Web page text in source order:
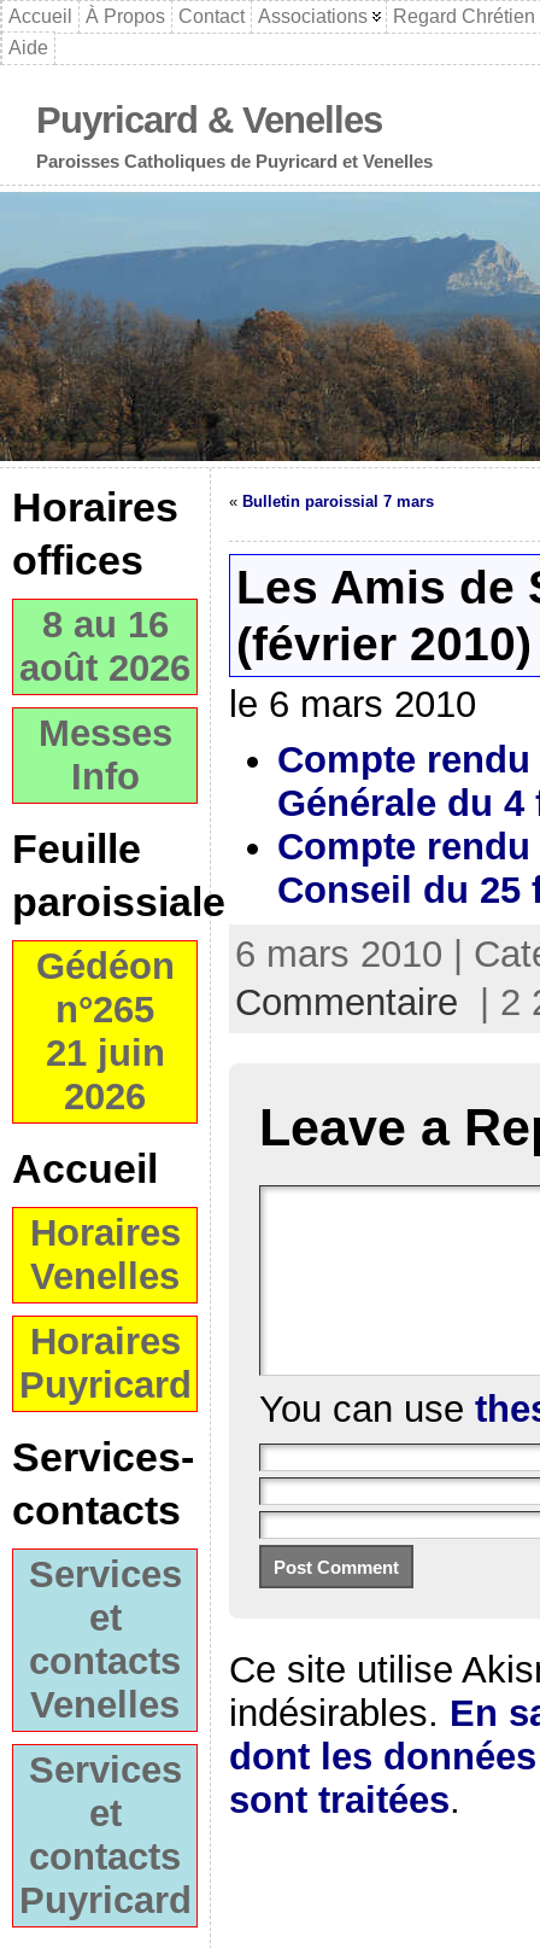
Accueil À Propos Contact Associations
Regard Chrétien
Aide
Puyricard & Venelles
Paroisses Catholiques de Puyricard et Venelles
Horaires
offices
8 au 16
août 2026
Messes
Info
Feuille
paroissiale
Gédéon
n°265
21 juin
2026
Accueil
Horaires
Venelles
Horaires
Puyricard
Services-
contacts
Services
et
contacts
Venelles
Services
et
contacts
Puyricard
« Bulletin paroissial 7 mars
Les Amis de
(février 2010)
le 6 mars 2010
Compte rendu
Générale du 4
Compte
Conseil du 25
6 mars 2010 |
Commentaire | 2
Leave a
You can use
Ce site utilise
indésirables. En
dont les
sont traitées.